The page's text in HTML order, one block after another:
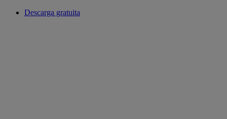
Descarga gratuita